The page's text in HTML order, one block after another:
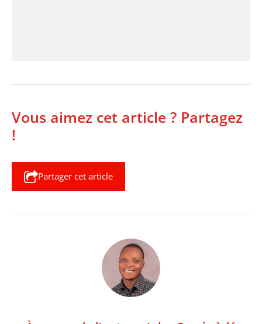
Vous aimez cet article ? Partagez
!
Partager cet article